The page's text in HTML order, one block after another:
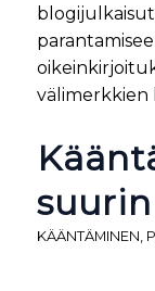
välimerkkien
KÄÄNTÄMINEN